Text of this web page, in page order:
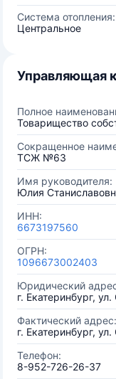
Система отопления:
Центральное
Управляющая
Полное
Товарищество
Сокращенное
ТСЖ №63
Имя руководителя:
Юлия
ИНН:
6673197560
ОГРН:
1096673002403
Юридический
г. Екатеринбург,
Фактический адрес:
г. Екатеринбург,
Телефон:
8-952-726-26-37